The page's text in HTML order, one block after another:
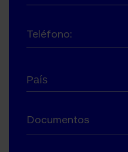
Teléfono:
País*
País
Documentos